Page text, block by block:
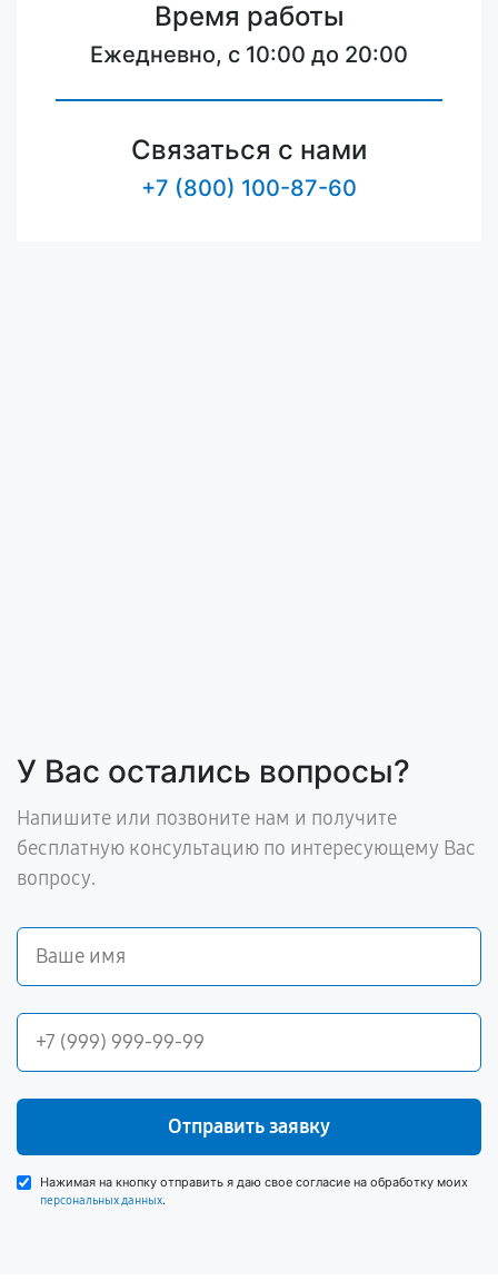
Время работы
Ежедневно, с 10:00 до 20:00
Связаться с нами
+7 (800) 100-87-60
У Вас остались вопросы?
Напишите или позвоните нам и получите
бесплатную консультацию по интересующему Вас
вопросу.
Отправить заявку
Нажимая на кнопку отправить я даю свое согласие на обработку моих
персональных данных.